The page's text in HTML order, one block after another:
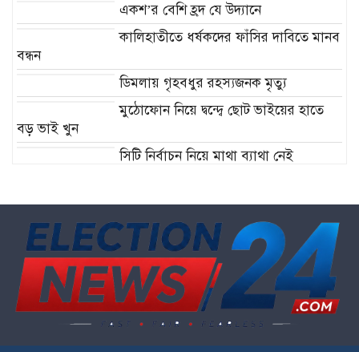
একশ’র বেশি হ্রদ যে উদ্যানে
কালিহাতীতে ধর্ষকদের ফাঁসির দাবিতে মানব
বন্ধন
ডিমলায় গৃহবধুর রহস্যজনক মৃত্যু
মুঠোফোন নিয়ে দ্বন্দ্বে ছোট ভাইয়ের হাতে
বড় ভাই খুন
সিটি নির্বাচন নিয়ে মাথা ব্যাথা নেই
কক্সবাজার ও কুমিল্লায় ‘বন্দুকযুদ্ধে’ নিহত ২